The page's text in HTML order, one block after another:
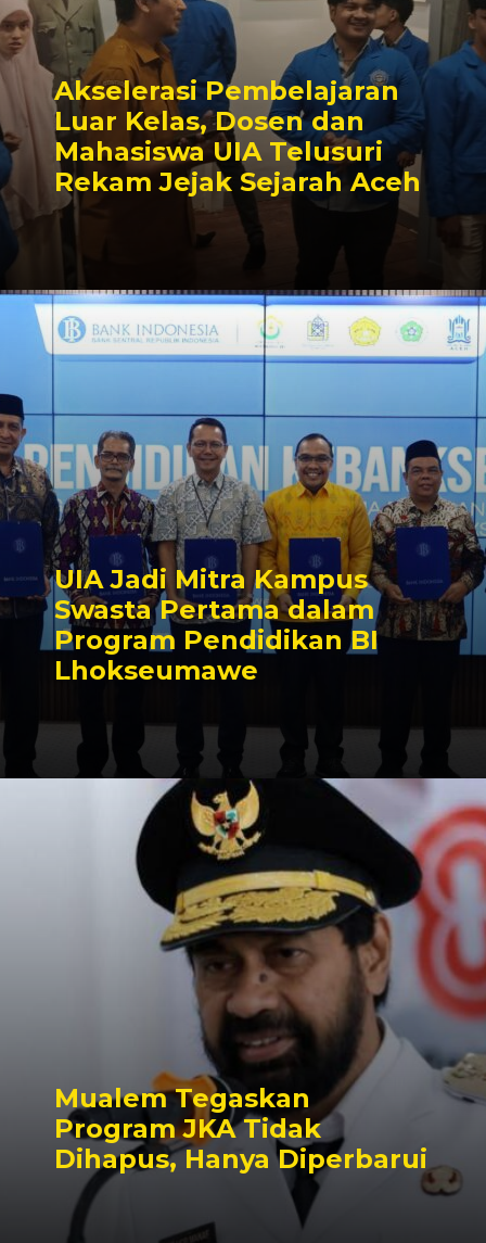
Akselerasi Pembelajaran
Luar Kelas, Dosen dan
Mahasiswa UIA Telusuri
Rekam Jejak Sejarah Aceh
UIA Jadi Mitra Kampus
Swasta Pertama dalam
Program Pendidikan BI
Lhokseumawe
Mualem Tegaskan
Program JKA Tidak
Dihapus, Hanya Diperbarui